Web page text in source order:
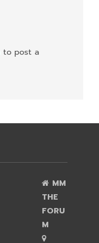
to post a
MM
THE
FORU
M